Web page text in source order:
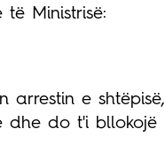
Ministrisë:
arrestin e shtëpisë,
dhe do t'i bllokojë